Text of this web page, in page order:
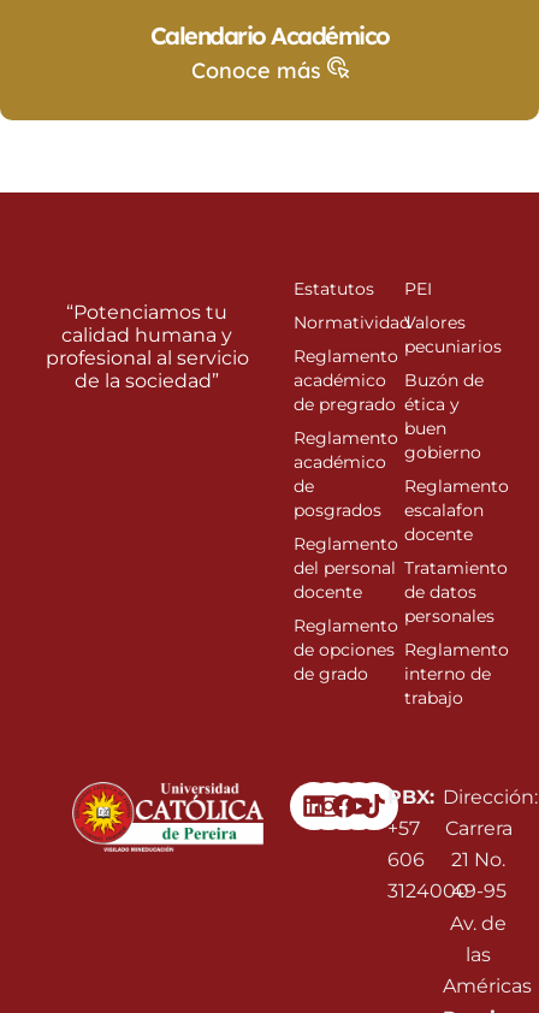
Calendario Académico
Conoce más
Linkedin
Instagram
Facebook
Youtube
PBX:
+57
606
3124000
Dirección:
Carrera
21 No.
49-95
Av. de
las
Américas
“Potenciamos tu
calidad humana y
profesional al servicio
de la sociedad”
Estatutos
Normatividad
Reglamento
académico
de pregrado
Reglamento
académico
de
posgrados
Reglamento
del personal
docente
Reglamento
de opciones
de grado
PEI
Valores
pecuniarios
Buzón de
ética y
buen
gobierno
Reglamento
escalafon
docente
Tratamiento
de datos
personales
Reglamento
interno de
trabajo